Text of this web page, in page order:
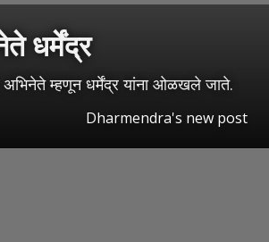
धर्मेंद्र
अभिनेते म्हणून धर्मेंद्र यांना ओळखले जाते.
Dharmendra's new post